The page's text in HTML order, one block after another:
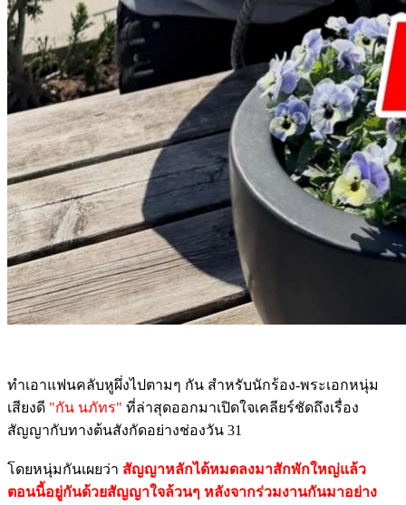
ทำเอาแฟนคลับหูผึ่งไปตามๆ กัน สำหรับนักร้อง-พระเอกหนุ่ม
เสียงดี "กัน นภัทร" ที่ล่าสุดออกมาเปิดใจเคลียร์ชัดถึงเรื่อง
สัญญากับทางต้นสังกัดอย่างช่องวัน 31
โดยหนุ่มกันเผยว่า สัญญาหลักได้หมดลงมาสักพักใหญ่แล้ว
ตอนนี้อยู่กันด้วยสัญญาใจล้วนๆ หลังจากร่วมงานกันมาอย่าง